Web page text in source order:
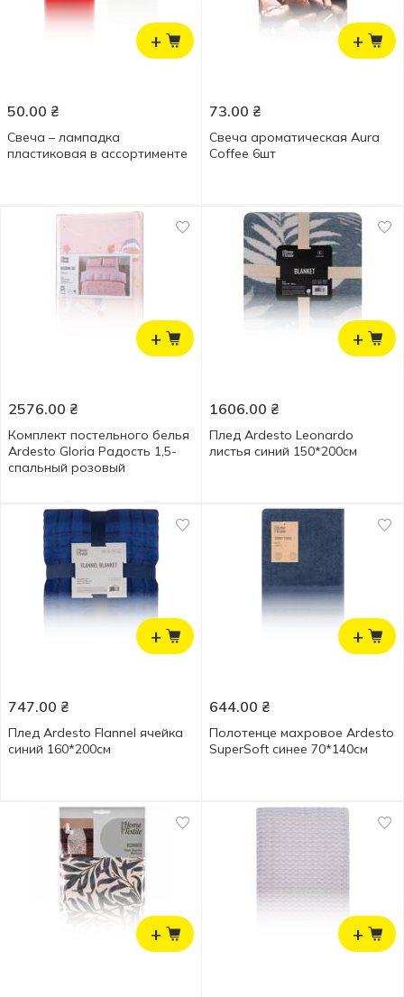
+
50.00 ₴
Свеча – лампадка
пластиковая в ассортименте
+
73.00 ₴
Свеча ароматическая Aura
Coffee 6шт
+
2576.00 ₴
Комплект постельного белья
Ardesto Gloria Радость 1,5-
спальный розовый
+
1606.00 ₴
Плед Ardesto Leonardo
листья синий 150*200см
+
747.00 ₴
Плед Ardesto Flannel ячейка
синий 160*200см
+
644.00 ₴
Полотенце махровое Ardesto
SuperSoft синее 70*140см
+ +